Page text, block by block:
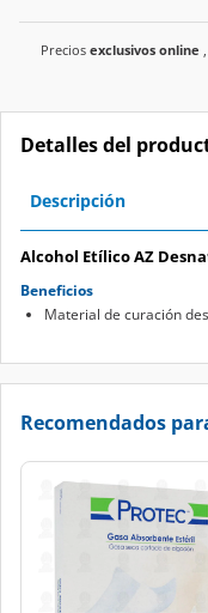
Precios exclusivos online
Detalles del
Descripción
Alcohol Etílico AZ
Beneficios
Material de curación
Recomendados